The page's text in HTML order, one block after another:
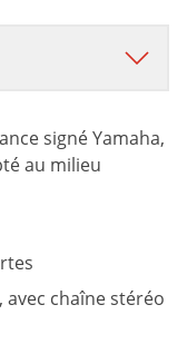
signé Yamaha,
au milieu
chaîne stéréo